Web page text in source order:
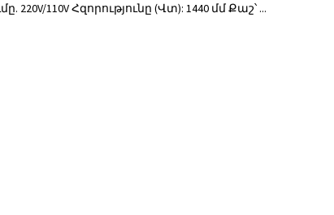
110V Հզորությունը (Վտ): 1440 մմ Քաշ՝ ...